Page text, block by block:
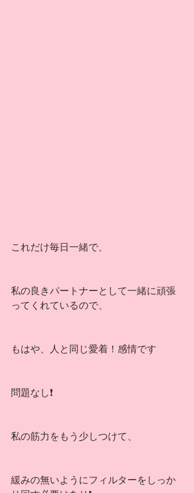
これだけ毎日一緒で、
私の良きパートナーとして一緒に頑張
ってくれているので、
もはや、人と同じ愛着！感情です
問題なし❗️
私の筋力をもう少しつけて、
緩みの無いようにフィルターをしっか